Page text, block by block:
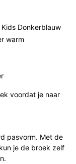
Donkerblauw
warm
voordat je naar
pasvorm. Met de
je de broek zelf